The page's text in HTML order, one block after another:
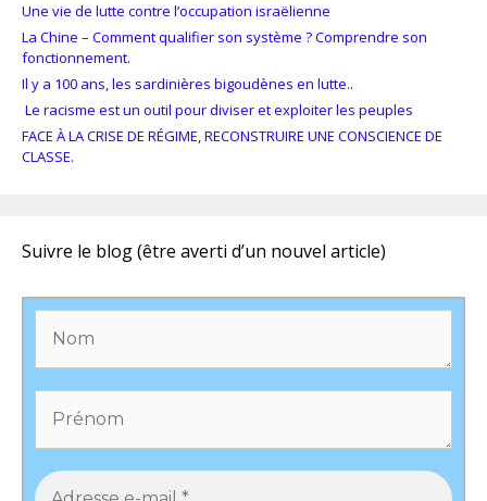
Une vie de lutte contre l’occupation israëlienne
La Chine – Comment qualifier son système ? Comprendre son
fonctionnement.
Il y a 100 ans, les sardinières bigoudènes en lutte..
Le racisme est un outil pour diviser et exploiter les peuples
FACE À LA CRISE DE RÉGIME, RECONSTRUIRE UNE CONSCIENCE DE
CLASSE.
Suivre le blog (être averti d’un nouvel article)